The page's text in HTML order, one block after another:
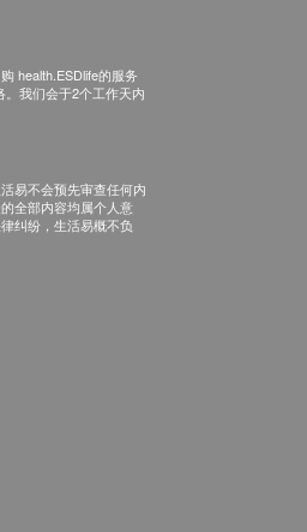
health.ESDlife的服务
。我们会于2个工作天内
易不会预先审查任何内
全部内容均属个人意
纠纷，生活易概不负